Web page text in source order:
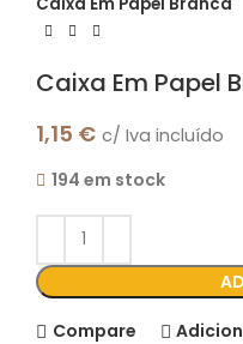
Caixa Em Papel
1,15 € c/ Iva incluído
194 em stock
Compare